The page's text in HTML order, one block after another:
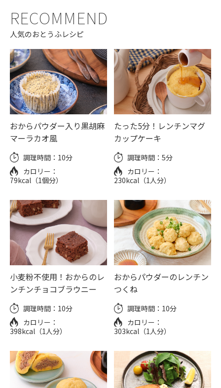
RECOMMEND
人気のおとうふレシピ
おからパウダー入り黒胡麻
マーラカオ風
調理時間： 10分
カロリー：
79kcal（1個分）
たった5分！レンチンマグ
カップケーキ
調理時間： 5分
カロリー：
230kcal（1人分）
小麦粉不使用！おからのレ
ンチンチョコブラウニー
調理時間： 10分
カロリー：
398kcal（1人分）
おからパウダーのレンチン
つくね
調理時間： 10分
カロリー：
303kcal（1人分）